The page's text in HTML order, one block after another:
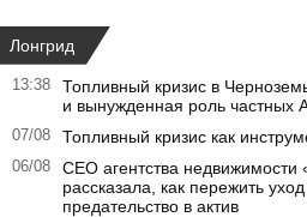
Лонгрид
13:38
Топливный кризис в
и вынужденная роль частных
07/08 Топливный кризис как
06/08
CEO агентства
рассказала, как пережить
предательство в актив